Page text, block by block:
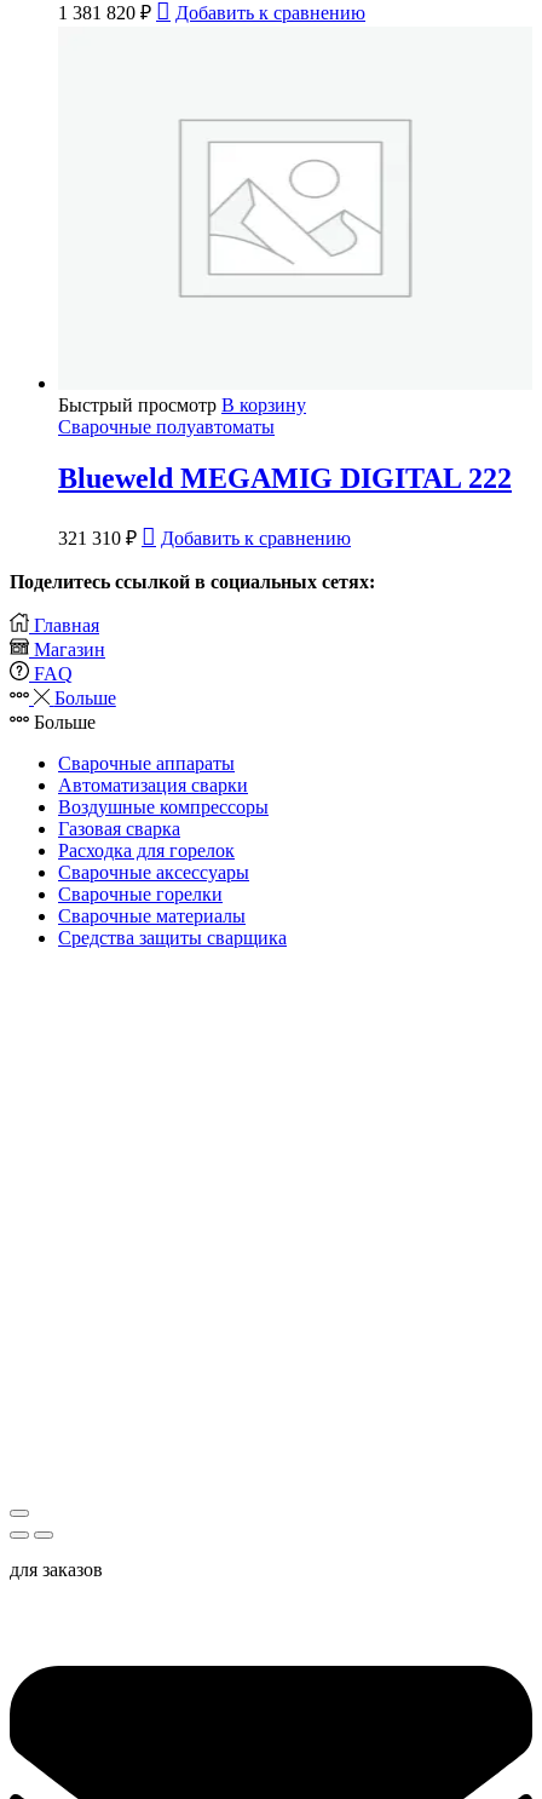
1 381 820 ₽ Добавить к сравнению
Быстрый просмотр В корзину
Сварочные полуавтоматы
Blueweld MEGAMIG DIGITAL 222
321 310 ₽ Добавить к сравнению
Поделитесь ссылкой в социальных сетях:
Главная
Магазин
FAQ
Больше
Больше
Сварочные аппараты
Автоматизация сварки
Воздушные компрессоры
Газовая сварка
Расходка для горелок
Сварочные аксессуары
Сварочные горелки
Сварочные материалы
Средства защиты сварщика
для заказов